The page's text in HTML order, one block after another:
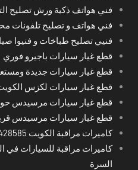
فني هواتف ذكية ورش تصليح
فني هواتف و تصليح تلفونات
فنيي تصليح طباخات و فنيوا
قطع غيار سيارات باجيرو فوري
قطع غيار سيارات جديدة
قطع غيار سيارات لكزس
قطع غيار سيارات مرسيدس
قطع غيار سيارات مرسيدس
كاميرات مراقبة الكويت 66428585
كاميرات مراقبة للسيارات في
السرة